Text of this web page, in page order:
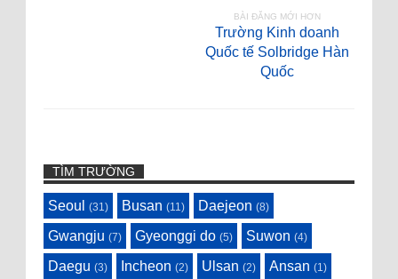
BÀI ĐĂNG MỚI HƠN
Trường Kinh doanh
Quốc tế Solbridge Hàn
Quốc
TÌM TRƯỜNG
Seoul (31) Busan (11) Daejeon (8)
Gwangju (7) Gyeonggi do (5) Suwon (4)
Daegu (3) Incheon (2) Ulsan (2) Ansan (1)